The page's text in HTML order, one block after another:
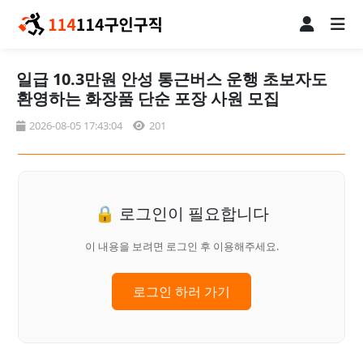
일급 10.3만원 안성 통근버스 운행 초보자도
환영하는 화장품 단순 포장 사원 모집
2026-08-05 17:43:04 201
🔒 로그인이 필요합니다
이 내용을 보려면 로그인 후 이용해주세요.
로그인 하러 가기